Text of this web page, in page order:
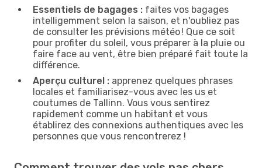
Essentiels de bagages : faites vos bagages
intelligemment selon la saison, et n'oubliez pas
de consulter les prévisions météo ! Que ce soit
pour profiter du soleil, vous préparer à la pluie ou
faire face au vent, être bien préparé fait toute la
différence.
Aperçu culturel : apprenez quelques phrases
locales et familiarisez-vous avec les us et
coutumes de Tallinn. Vous vous sentirez
rapidement comme un habitant et vous
établirez des connexions authentiques avec les
personnes que vous rencontrerez !